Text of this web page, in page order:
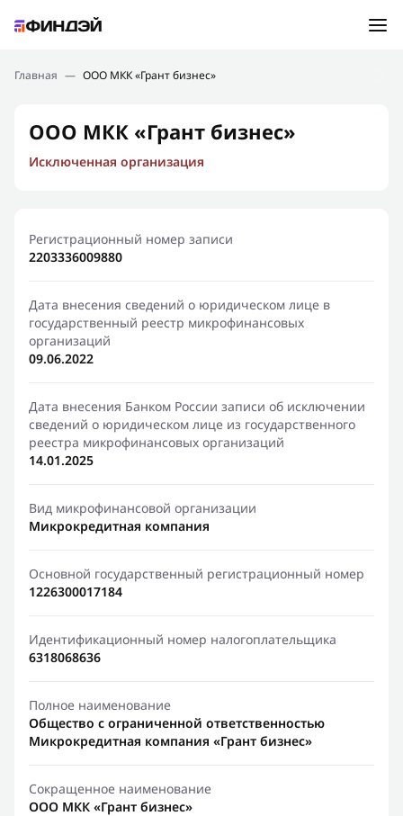
Подбор займа
Новости
Финансовое просвещение
Главная — ООО МКК «Грант бизнес»
ООО МКК «Грант бизнес»
Исключенная организация
Регистрационный номер записи
2203336009880
Дата внесения сведений о юридическом лице в
государственный реестр микрофинансовых
организаций
09.06.2022
Дата внесения Банком России записи об исключении
сведений о юридическом лице из государственного
реестра микрофинансовых организаций
14.01.2025
Вид микрофинансовой организации
Микрокредитная компания
Основной государственный регистрационный номер
1226300017184
Идентификационный номер налогоплательщика
6318068636
Полное наименование
Общество с ограниченной ответственностью
Микрокредитная компания «Грант бизнес»
Сокращенное наименование
ООО МКК «Грант бизнес»
Ошибка:Контактная форма не найдена.
Спасибо, что написали нам
Мы свяжемся с Вами в ближайшее время и сообщим
результат
Отправить новый запрос